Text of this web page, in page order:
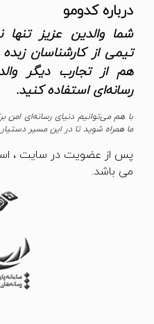
درباره کدومو
شما والدین عزیز تنها
تیمی از کارشناسان
هم از تجارب دیگر
رسانه‌ای استفاده کنید.
با هم می‌توانیم دنیای رسانه‌ای امن
ما همراه شوید تا در این مسیر
پس از عضویت در سایت ،
می باشد.